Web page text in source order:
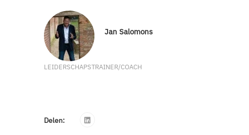
Jan Salomons
LEIDERSCHAPSTRAINER/COACH
Delen: